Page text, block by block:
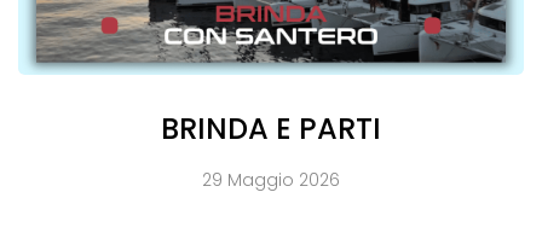
BRINDA E PARTI
29 Maggio 2026